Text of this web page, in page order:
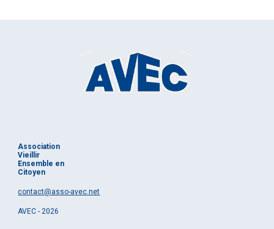
Association
Vieillir
Ensemble en
Citoyen
contact@asso-avec.net
AVEC - 2026